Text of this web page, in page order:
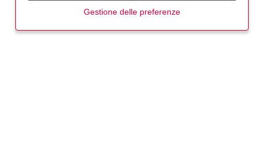
delle persone
Gestione delle preferenze